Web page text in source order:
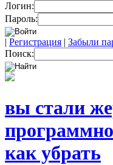
Логин:
Пароль:
| Регистрация | Забыли
Поиск:
вы стали
как убрать